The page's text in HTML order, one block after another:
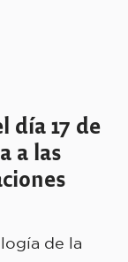
día 17 de
a las
de la